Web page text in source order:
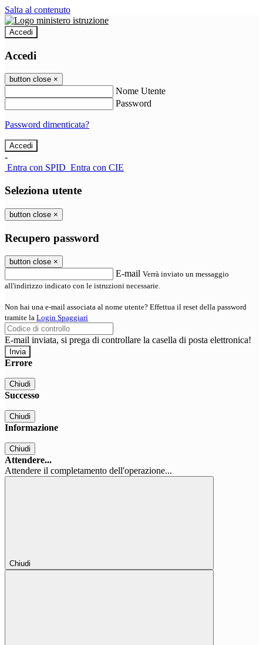
Salta al contenuto
Accedi
Accedi
button close ×
Nome Utente
Password
Password dimenticata?
-
Entra con SPID Entra con CIE
Seleziona utente
button close ×
Recupero password
button close ×
E-mail Verrà inviato un messaggio
all'indirizzo indicato con le istruzioni necessarie.
Non hai una e-mail associata al nome utente? Effettua il reset della password
tramite la Login Spaggiari
E-mail inviata, si prega di controllare la casella di posta elettronica!
Errore
Chiudi
Successo
Chiudi
Informazione
Chiudi
Attendere...
Attendere il completamento dell'operazione...
Chiudi